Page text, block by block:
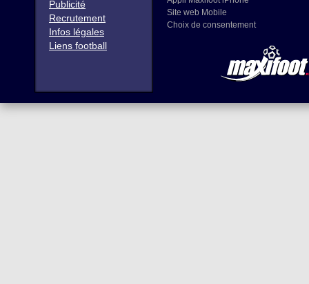
Publicité
Recrutement
Infos légales
Liens football
Site web Mobile
Choix de consentement